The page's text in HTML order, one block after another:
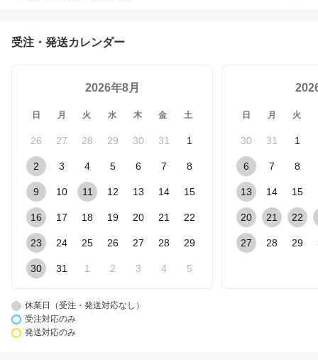
受注・発送カレンダー
2026年8月
日 月 火 水 木 金 土
26 27 28 29 30 31 1
2 3 4 5 6 7 8
9 10 11 12 13 14 15
16 17 18 19 20 21 22
23 24 25 26 27 28 29
30 31 1 2 3 4 5
日 月 火
30 31 1
6 7 8
13 14 15
20 21 22
27 28 29
休業日（受注・発送対応なし）
受注対応のみ
発送対応のみ